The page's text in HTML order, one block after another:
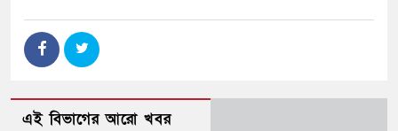
এই বিভাগের আরো খবর